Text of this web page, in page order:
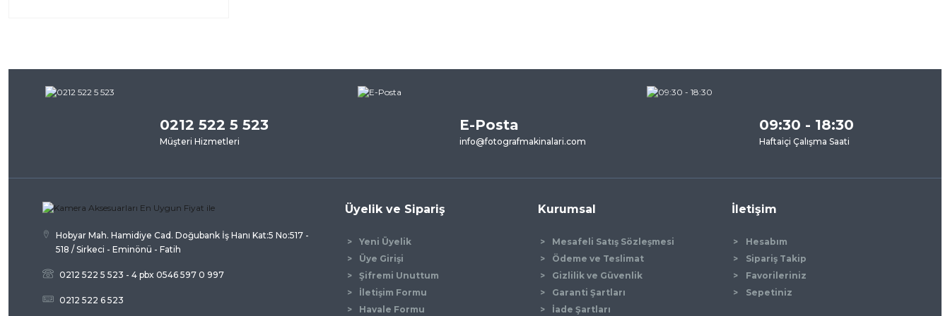
0212 522 5 523
Müşteri Hizmetleri
E-Posta
info@fotografmakinalari.com
09:30 - 18:30
Haftaiçi Çalışma Saati
Hobyar Mah. Hamidiye Cad. Doğubank İş Hanı Kat:5 No:517 -
518 / Sirkeci - Eminönü - Fatih
0212 522 5 523 - 4 pbx 0546 597 0 997
0212 522 6 523
Üyelik ve Sipariş
Yeni Üyelik
Üye Girişi
Şifremi Unuttum
İletişim Formu
Havale Formu
Kurumsal
Mesafeli Satış Sözleşmesi
Ödeme ve Teslimat
Gizlilik ve Güvenlik
Garanti Şartları
İade Şartları
İletişim
Hesabım
Sipariş Takip
Favorileriniz
Sepetiniz